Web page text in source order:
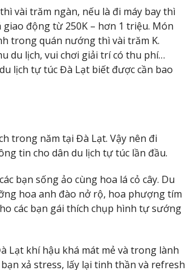
vài trăm ngàn, nếu là đi máy bay thì
động từ 250K – hơn 1 triệu. Món
trong quán nướng thì vài trăm K.
du lịch, vui chơi giải trí có thu phí…
lịch tự túc Đà Lạt biết được cần bao
trong năm tại Đà Lạt. Vậy nên đi
tin cho dân du lịch tự túc lần đầu.
bạn sống ảo cùng hoa lá cỏ cây. Du
hoa anh đào nở rộ, hoa phượng tím
các bạn gái thích chụp hình tự sướng
Lạt khí hậu khá mát mẻ và trong lành
xả stress, lấy lại tinh thần và refresh